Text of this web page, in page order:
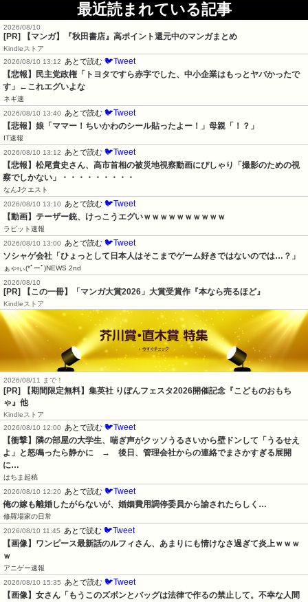
最近読まれている記事
2026/08/10
[PR] 【マンガ】『秋田書店』高ポイント還元中のマンガまとめ
Kindleストア
2026/08/10 13:12
あとで読む 🐦Tweet
【悲報】民主党政権「トヨタですら赤字でした、中小企業はもっとヤバかったで
す」←これエグいよな
ネギ速
2026/08/10 13:40
あとで読む 🐦Tweet
【悲報】娘「ママー！ちいかわのシール貼ったよー！」母親「！？」
IT速報
2026/08/10 13:12
あとで読む 🐦Tweet
【悲報】松尾貴史さん、高市首相の被災地視察動画にぴしゃり「撮影のための視
察でしかない」・・・・・・・・・
なんJクエスト
2026/08/10 13:10
あとで読む 🐦Tweet
【動画】テーザー銃、けっこうエグいｗｗｗｗｗｗｗｗｗｗ
ラビット速報
2026/08/10 13:00
あとで読む 🐦Tweet
ソシャゲ会社「ひょっとして日本人はそこまでゲーム好きではないのでは…？」
ぁゃιぃ(*ﾟーﾟ)NEWS 2nd
2026/08/10
[PR] 【この一冊】「マンガ大賞2026」大賞受賞作『本なら売るほど』
Kindleストア
2026/08/11 まで！
[PR] 【期間限定無料】集英社 りぼんフェスタ2026開催記念『こどものおもち
ゃ』他
Kindleストア
2026/08/10 12:00
あとで読む 🐦Tweet
【衝撃】隣の部屋の大学生、喘ぎ声がクッソうるさいから壁ドンして「うるせえ
よ」と怒鳴ったら静かに　→　後日、管理会社からの連絡でまさかすぎる展開
に…
はちま起稿
2026/08/10 12:20
あとで読む 🐦Tweet
俺の嫁も離婚したがらないが、婚姻費用調停委員から諭されたらしく…
修羅場家の日常
2026/08/10 11:45
あとで読む 🐦Tweet
【画像】ワンピース最新話のルフィさん、あまりにも情けなさ過ぎて炎上ｗｗｗ
ｗ
アニゲー速報
2026/08/10 15:35
あとで読む 🐦Tweet
【画像】女さん「もうこのズボンとバッグは法律で作るの禁止して。不幸な人間